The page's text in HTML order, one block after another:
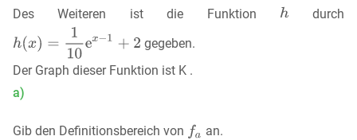
Des Weiteren ist die Funktion
durch
gegeben.
Der Graph dieser Funktion ist K .
a)
Gib den Definitionsbereich von
an.